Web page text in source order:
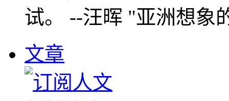
试。 --汪晖 "亚洲想象
文章